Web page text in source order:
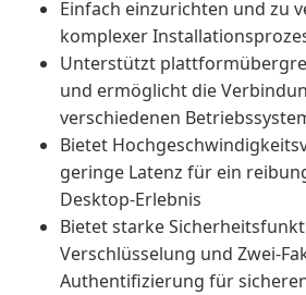
Einfach einzurichten und zu
komplexer
Unterstützt
und ermöglicht die
verschiedenen
Bietet
geringe Latenz für ein
Desktop-Erlebnis
Bietet starke
Verschlüsselung und Zwei-
Authentifizierung für